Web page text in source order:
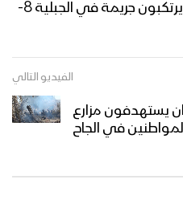
الحديدة – المرتزقة يرتكبون جريمة في الجبلية 8-
الفيديو التالي
يستهدفون مزارع
المواطنين في الجاح